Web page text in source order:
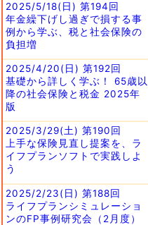
2025/5/18(日) 第194回
年金繰下げし過ぎで損する事
例から学ぶ、税と社会保険の
負担増
2025/4/20(日) 第192回
基礎から詳しく学ぶ！ 65歳以
降の社会保険と税金 2025年
版
2025/3/29(土) 第190回
上手な保険見直し提案を、ラ
イフプランソフトで実践しよ
う
2025/2/23(日) 第188回
ライフプランシミュレーショ
ンのFP事例研究会（2月度）